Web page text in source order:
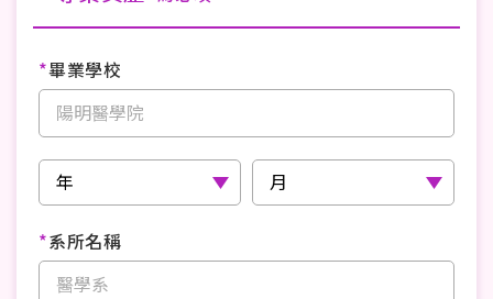
*畢業學校
*系所名稱